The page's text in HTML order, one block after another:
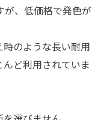
、低価格で発色が
のような長い耐用
ど利用されていま